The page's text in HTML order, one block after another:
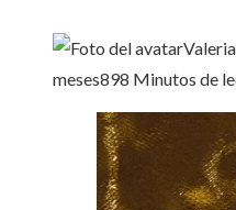
meses898 Minutos de